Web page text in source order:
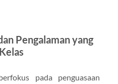
Pengalaman yang
pada penguasaan